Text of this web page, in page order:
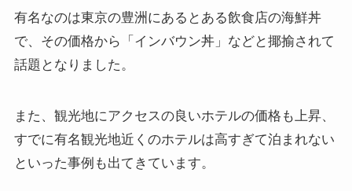
有名なのは東京の豊洲にあるとある飲食店の海鮮丼
で、その価格から「インバウン丼」などと揶揄されて
話題となりました。
また、観光地にアクセスの良いホテルの価格も上昇、
すでに有名観光地近くのホテルは高すぎて泊まれない
といった事例も出てきています。